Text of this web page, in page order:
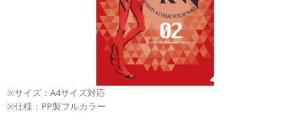
※サイズ：A4サイズ対応
※仕様：PP製フルカラー